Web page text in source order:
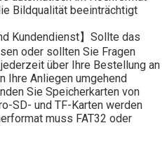
Bildqualität beeinträchtigt
Kundendienst】Sollte das
oder sollten Sie Fragen
über Ihre Bestellung an
Ihre Anliegen umgehend
Sie Speicherkarten von
SD- und TF-Karten werden
muss FAT32 oder